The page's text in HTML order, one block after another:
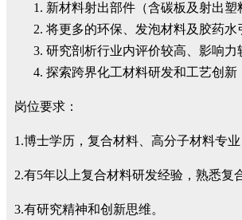
新材料射出部件（含碳板及射出
将更多的环保、发泡材料及胶药水
研究剖析行业内评价较高、影响力
探索跨界化工材料研发和工艺创新
岗位要求：
1.博士学历，复合材料、高分子材料专业
2.有5年以上复合材料研发经验，熟悉复
3.有研究精神和创新思维。